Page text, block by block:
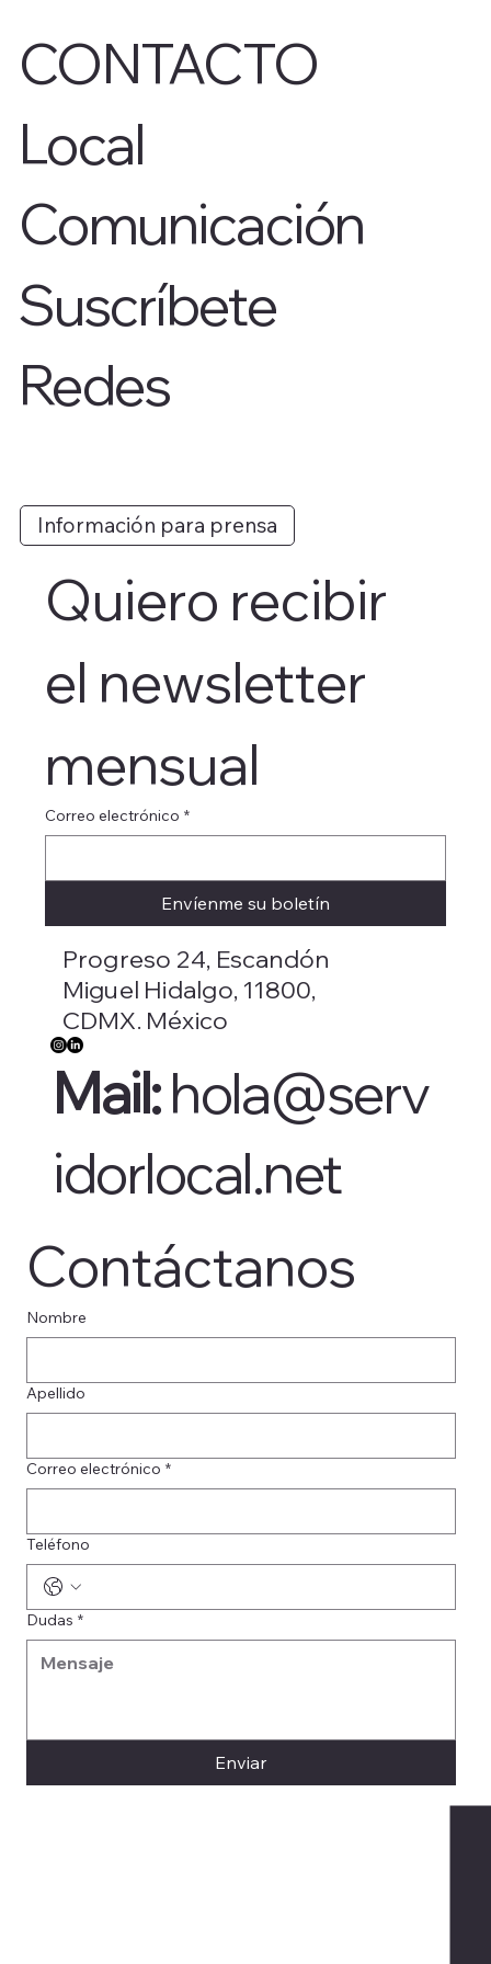
Progreso 24, Escandón
Miguel Hidalgo, 11800,
CDMX. México
Información para prensa
Contáctanos
Nombre
Apellido
Correo electrónico *
Teléfono
Dudas *
Enviar
Quiero recibir
el newsletter
mensual
Correo electrónico *
Envíenme su boletín
Redes
Comunicación
Suscríbete
Local
CONTACTO
Mail:hola@serv
idorlocal.net